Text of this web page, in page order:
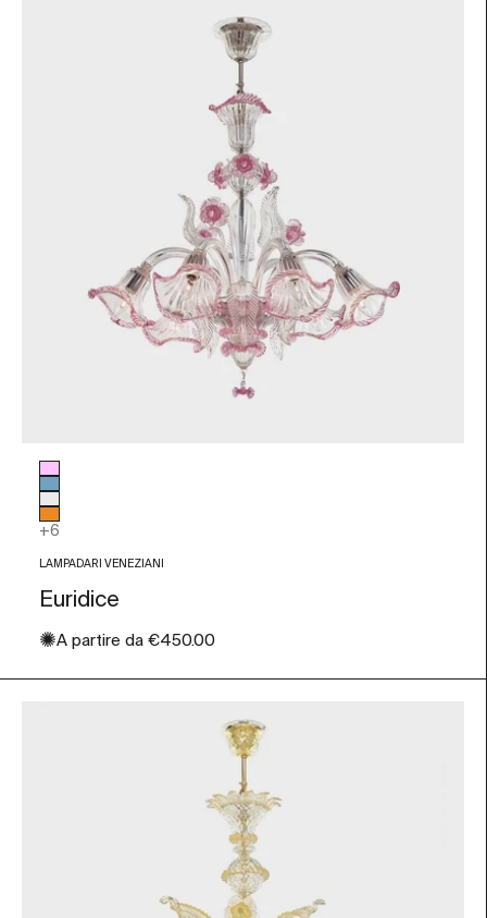
Colore vetro
Rosa
Azzurro
Trasparente
Arancio
+6
LAMPADARI VENEZIANI
Euridice
✺Prezzo scontato
A partire da €450.00